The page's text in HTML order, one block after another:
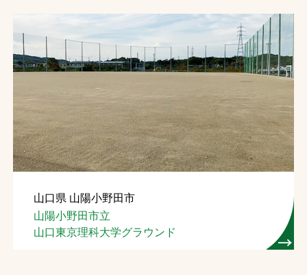
山口県 山陽小野田市
山陽小野田市立
山口東京理科大学グラウンド